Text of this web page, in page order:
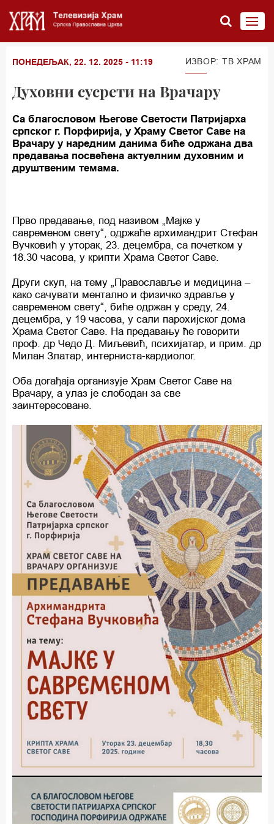
ПОНЕДЕЉАК, 22. 12. 2025 - 11:19 ИЗВОР: TВ ХРАМ
Духовни сусрети на Врачару
Са благословом Његове Светости Патријарха
српског г. Порфирија, у Храму Светог Саве на
Врачару у наредним данима биће одржана два
предавања посвећена актуелним духовним и
друштвеним темама.
Прво предавање, под називом „Мајке у
савременом свету“, одржаће архимандрит Стефан
Вучковић у уторак, 23. децембра, са почетком у
18.30 часова, у крипти Храма Светог Саве.
Други скуп, на тему „Православље и медицина –
како сачувати ментално и физичко здравље у
савременом свету“, биће одржан у среду, 24.
децембра, у 19 часова, у сали парохијског дома
Храма Светог Саве. На предавању ће говорити
проф. др Чедо Д. Миљевић, психијатар, и прим. др
Милан Златар, интерниста-кардиолог.
Оба догађаја организује Храм Светог Саве на
Врачару, а улаз је слободан за све
заинтересоване.